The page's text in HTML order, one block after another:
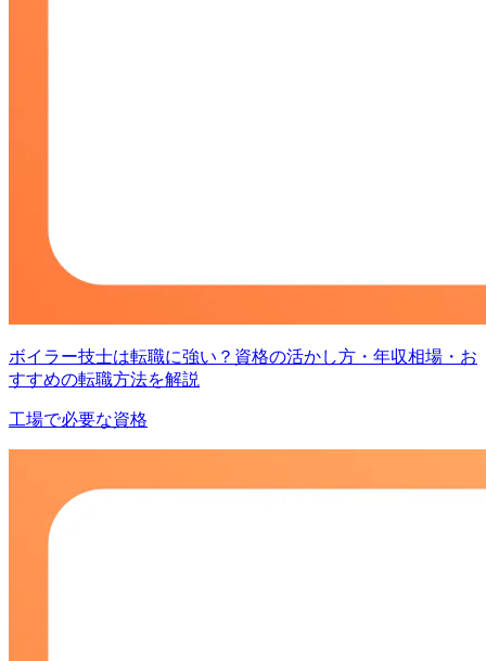
ボイラー技士は転職に強い？資格の活かし方・年収相場・お
すすめの転職方法を解説
工場で必要な資格